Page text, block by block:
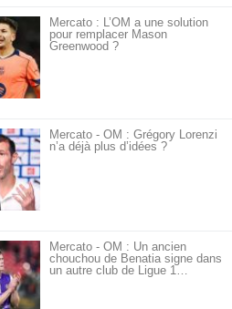
Mercato : L’OM a une solution
pour remplacer Mason
Greenwood ?
Mercato - OM : Grégory Lorenzi
n’a déjà plus d’idées ?
Mercato - OM : Un ancien
chouchou de Benatia signe dans
un autre club de Ligue 1…